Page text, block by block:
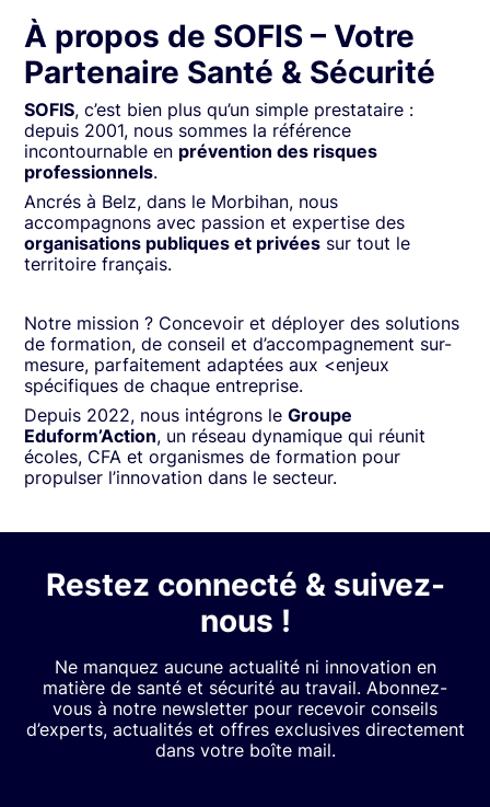
À propos de SOFIS – Votre
Partenaire Santé & Sécurité
SOFIS, c’est bien plus qu’un simple prestataire :
depuis 2001, nous sommes la référence
incontournable en prévention des risques
professionnels.
Ancrés à Belz, dans le Morbihan, nous
accompagnons avec passion et expertise des
organisations publiques et privées sur tout le
territoire français.
Notre mission ? Concevoir et déployer des solutions
de formation, de conseil et d’accompagnement sur-
mesure, parfaitement adaptées aux <enjeux
spécifiques de chaque entreprise.
Depuis 2022, nous intégrons leGroupe
Eduform’Action, un réseau dynamique qui réunit
écoles, CFA et organismes de formation pour
propulser l’innovation dans le secteur.
Restez connecté & suivez-
nous !
Ne manquez aucune actualité ni innovation en
matière de santé et sécurité au travail. Abonnez-
vous à notre newsletter pour recevoir conseils
d’experts, actualités et offres exclusives directement
dans votre boîte mail.